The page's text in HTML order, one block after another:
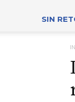
SIN